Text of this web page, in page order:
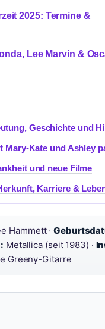
2025: Termine &
Lee Marvin &
Geschichte und
Mary-Kate und Ashley
und neue Filme
Karriere &
Hammett ·
Metallica (seit 1983) ·
Greeny-Gitarre